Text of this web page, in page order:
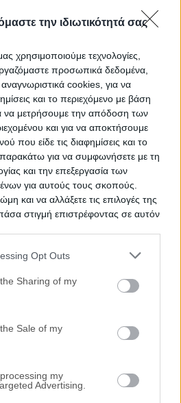
την ιδιωτικότητά σας
χρησιμοποιούμε τεχνολογίες,
προσωπικά δεδομένα,
cookies, για να
και το περιεχόμενο με βάση
να μετρήσουμε την απόδοση των
και για να αποκτήσουμε
που είδε τις διαφημίσεις και το
παρακάτω για να συμφωνήσετε με τη
και την επεξεργασία των
για αυτούς τους σκοπούς.
και να αλλάξετε τις επιλογές της
στιγμή επιστρέφοντας σε αυτόν
and store information including but
usage behaviour. You may click to
and its third-party tags to
purposes in below Google
Opt Outs
Sharing of my
Sale of my
my
Advertising.
14, Βάρη, Νομός Αττικής
1993
Ημ. Διεξαγωγής:
09/09/2026
σας για να λαμβάνετε
νέα ακίνητα
Αποθήκευση
σεΔήμος Βάρης -
πλειστηριασμούς ακινήτων
τα φίλτρα αναζήτησης μπορείτε
και να επιλέξετε αυτό που ταιριάζει